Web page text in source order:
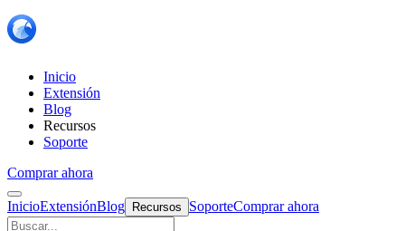
Inicio
Extensión
Blog
Recursos
Soporte
Comprar ahora
InicioExtensiónBlog Recursos SoporteComprar ahora